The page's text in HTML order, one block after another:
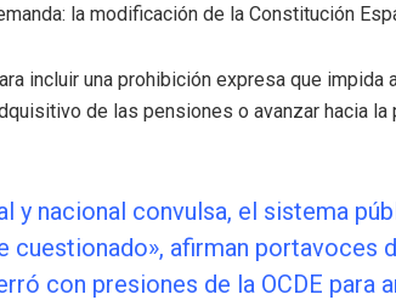
la modificación de la Constitución
incluir una prohibición expresa que impida
de las pensiones o avanzar hacia la
y nacional convulsa, el sistema
cuestionado», afirman portavoces
con presiones de la OCDE para